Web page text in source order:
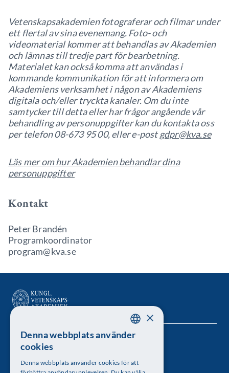
Vetenskapsakademien fotograferar och filmar under
ett flertal av sina evenemang. Foto- och
videomaterial kommer att behandlas av Akademien
och lämnas till tredje part för bearbetning.
Materialet kan också komma att användas i
kommande kommunikation för att informera om
Akademiens verksamhet i någon av Akademiens
digitala och/eller tryckta kanaler. Om du inte
samtycker till detta eller har frågor angående vår
behandling av personuppgifter kan du kontakta oss
per telefon 08-673 95 00, eller e-postgdpr@kva.se
Läs mer om hur Akademien behandlar dina
personuppgifter
Kontakt
Peter Brandén
Programkoordinator
program@kva.se
Kungl. Vetenskapsakademien
Besöksadress: Lilla Frescativägen 4A
SWEDISH
×
Denna webbplats använder
cookies
Denna webbplats använder cookies för att